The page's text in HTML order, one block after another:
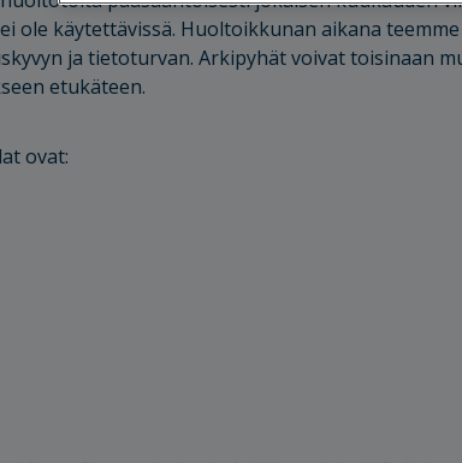
ole käytettävissä. Huoltoikkunan aikana
ja tietoturvan. Arkipyhät voivat toisinaan
etukäteen.
ovat: